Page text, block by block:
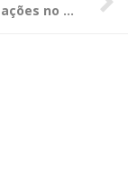
PF combate fraudes em licitações no Porto de Itaqui em São Luís/MA